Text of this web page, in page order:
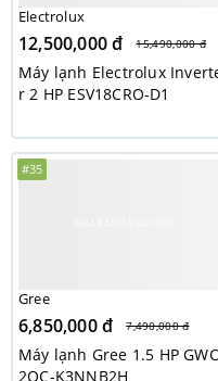
Electrolux
12,500,000 đ 15,490,000 đ
Máy lạnh Electrolux
r 2 HP ESV18CRO-D1
#35
Gree
6,850,000 đ 7,490,000 đ
Máy lạnh Gree 1.5 HP
2QC-K3NNB2H